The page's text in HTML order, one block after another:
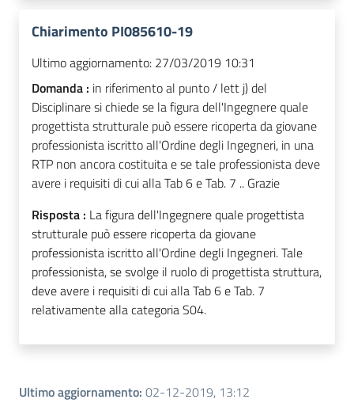
Chiarimento PI085610-19
Ultimo aggiornamento: 27/03/2019 10:31
Domanda : in riferimento al punto / lett j) del
Disciplinare si chiede se la figura dell'Ingegnere quale
progettista strutturale può essere ricoperta da giovane
professionista iscritto all'Ordine degli Ingegneri, in una
RTP non ancora costituita e se tale professionista deve
avere i requisiti di cui alla Tab 6 e Tab. 7 .. Grazie
Risposta : La figura dell'Ingegnere quale progettista
strutturale può essere ricoperta da giovane
professionista iscritto all'Ordine degli Ingegneri. Tale
professionista, se svolge il ruolo di progettista struttura,
deve avere i requisiti di cui alla Tab 6 e Tab. 7
relativamente alla categoria S04.
Ultimo aggiornamento: 02-12-2019, 13:12